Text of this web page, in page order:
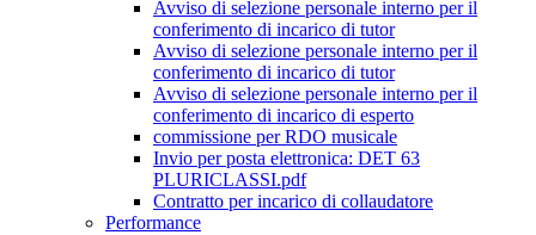
Avviso di selezione personale interno per il
conferimento di incarico di tutor
Avviso di selezione personale interno per il
conferimento di incarico di tutor
Avviso di selezione personale interno per il
conferimento di incarico di esperto
commissione per RDO musicale
Invio per posta elettronica: DET 63
PLURICLASSI.pdf
Contratto per incarico di collaudatore
Performance